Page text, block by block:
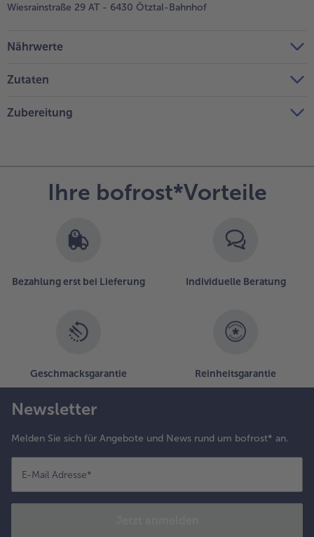
Wiesrainstraße 29 AT - 6430 Ötztal-Bahnhof
Nährwerte
Zutaten
Zubereitung
Ihre bofrost*Vorteile
Bezahlung erst bei Lieferung Individuelle Beratung
Geschmacksgarantie Reinheitsgarantie
Newsletter
Melden Sie sich für Angebote und News rund um bofrost* an.
E-Mail Adresse*